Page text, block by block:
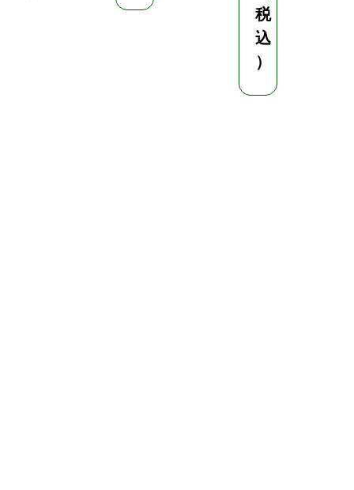
税
込
）